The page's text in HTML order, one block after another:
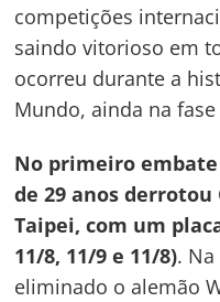
competições
saindo vitorioso em
ocorreu durante a
Mundo, ainda na
No primeiro embate
de 29 anos derrotou
Taipei, com um
11/8, 11/9 e 11/8).
eliminado o alemão